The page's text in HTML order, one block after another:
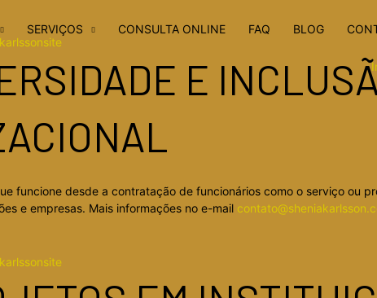
SERVIÇOS CONSULTA ONLINE FAQ BLOG
E
funcione desde a contratação de funcionários como o serviço ou
e empresas. Mais informações no e-mail